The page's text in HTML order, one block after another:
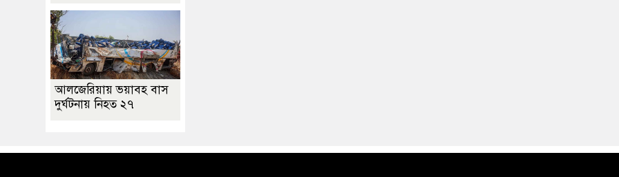
আলজেরিয়ায় ভয়াবহ বাস
দুর্ঘটনায় নিহত ২৭